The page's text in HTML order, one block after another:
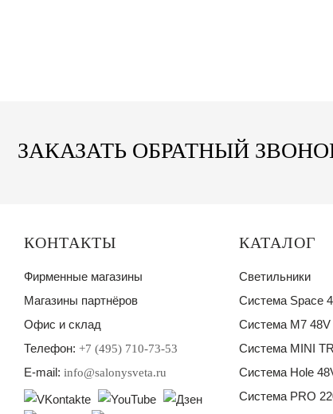
ЗАКАЗАТЬ ОБРАТНЫЙ
КАТАЛОГ
Светильники
Система Space
Система M7 48V
Система MINI
Система Hole
Система PRO
КОНТАКТЫ
Фирменные магазины
Магазины партнёров
Офис и склад
Телефон: +7 (495) 710-73-53
E-mail: info@salonysveta.ru